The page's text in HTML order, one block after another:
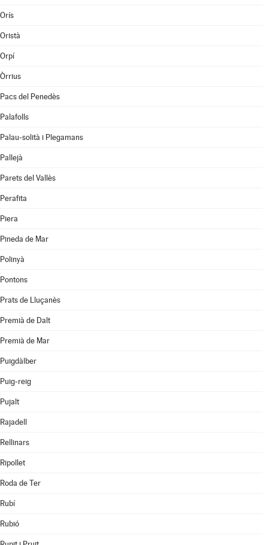
Orís
Oristà
Orpí
Òrrius
Pacs del Penedès
Palafolls
Palau-solità i Plegamans
Pallejà
Parets del Vallès
Perafita
Piera
Pineda de Mar
Polinyà
Pontons
Prats de Lluçanès
Premià de Dalt
Premià de Mar
Puigdàlber
Puig-reig
Pujalt
Rajadell
Rellinars
Ripollet
Roda de Ter
Rubí
Rubió